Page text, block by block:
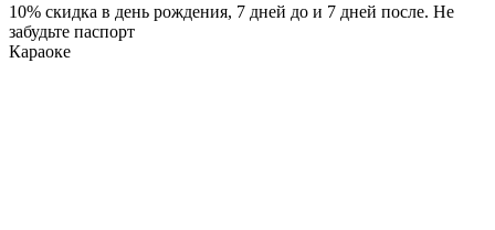
10% скидка в день рождения, 7 дней до и 7 дней после. Не
забудьте паспорт
Караоке